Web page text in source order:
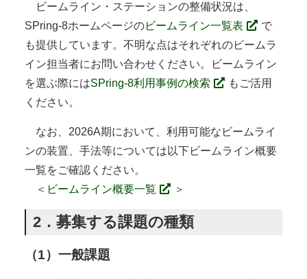
ビームライン・ステーションの整備状況は、
SPring-8ホームページのビームライン一覧表
で
も提供しています。不明な点はそれぞれのビームラ
イン担当者にお問い合わせください。ビームライン
を選ぶ際にはSPring-8利用事例の検索
もご活用
ください。
なお、2026A期において、利用可能なビームライ
ンの装置、手法等については以下ビームライン概要
一覧をご確認ください。
＜ ビームライン概要一覧 ＞
2．募集する課題の種類
（1）一般課題